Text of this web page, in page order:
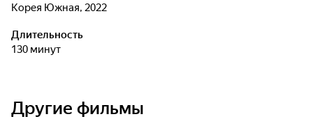
Корея Южная, 2022
Длительность
130 минут
Другие фильмы